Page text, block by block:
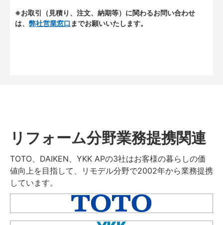
※お取引（見積り、注文、納期等）に関わるお問い合わせ
は、 弊社営業窓口 までお願いいたします。
リフォーム分野業務提携関連
TOTO、DAIKEN、YKK APの3社はお客様の暮らしの価
値向上を目指して、リモデル分野で2002年から業務提携
しています。